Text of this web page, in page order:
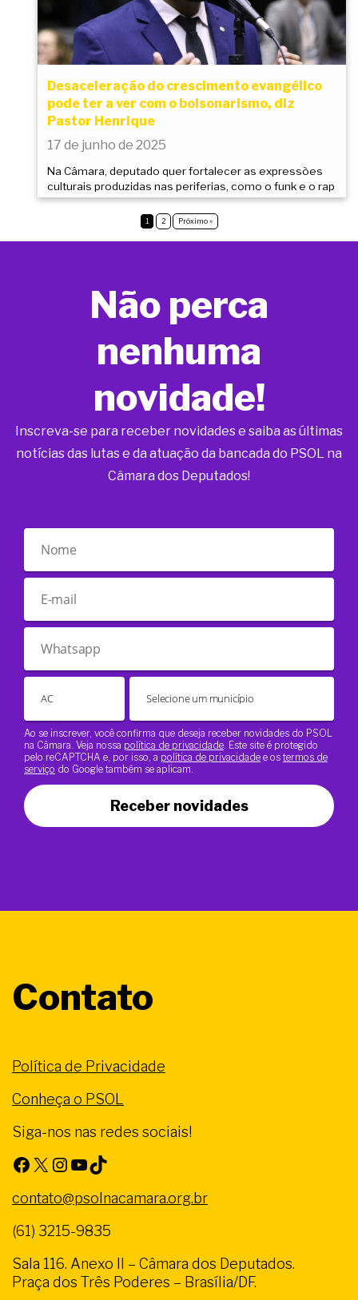
Desaceleração do crescimento evangélico
pode ter a ver com o bolsonarismo, diz
Pastor Henrique
17 de junho de 2025
Na Câmara, deputado quer fortalecer as expressões
culturais produzidas nas periferias, como o funk e o rap
1 2 Próximo »
Não perca
nenhuma
novidade!
Inscreva-se para receber novidades e saiba as últimas
notícias das lutas e da atuação da bancada do PSOL na
Câmara dos Deputados!
Ao se inscrever, você confirma que deseja receber novidades do PSOL
na Câmara. Veja nossa política de privacidade . Este site é protegido
pelo reCAPTCHA e, por isso, a política de privacidade e os termos de
serviço do Google também se aplicam.
Receber novidades
Contato
Política de Privacidade
Conheça o PSOL
Siga-nos nas redes sociais!
Facebook X Instagram Youtube TikTok
contato@psolnacamara.org.br
(61) 3215-9835
Sala 116. Anexo II – Câmara dos Deputados.
Praça dos Três Poderes – Brasília/DF.